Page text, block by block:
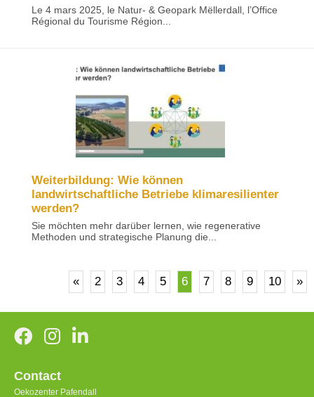
Le 4 mars 2025, le Natur- & Geopark Mëllerdall, l’Office
Régional du Tourisme Région...
Weiterbildung: Wie können
landwirtschaftliche Betriebe klimaresilienter
werden?
Sie möchten mehr darüber lernen, wie regenerative
Methoden und strategische Planung die...
« 2 3 4 5 6 7 8 9 10 »
Contact
Oekozenter Pafendall